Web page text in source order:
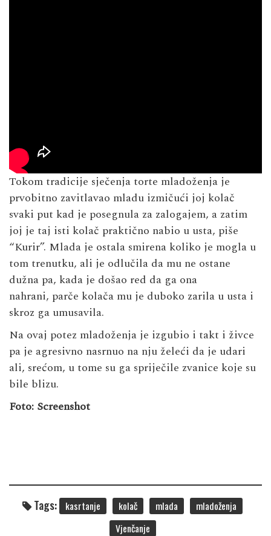
Tokom tradicije sječenja torte mladoženja je
prvobitno zavitlavao mladu izmičući joj kolač
svaki put kad je posegnula za zalogajem, a zatim
joj je taj isti kolač praktično nabio u usta, piše
“Kurir”. Mlada je ostala smirena koliko je mogla u
tom trenutku, ali je odlučila da mu ne ostane
dužna pa, kada je došao red da ga ona
nahrani, parče kolača mu je duboko zarila u usta i
skroz ga umusavila.
Na ovaj potez mladoženja je izgubio i takt i živce
pa je agresivno nasrnuo na nju želeći da je udari
ali, srećom, u tome su ga spriječile zvanice koje su
bile blizu.
Foto: Screenshot
Tags: kasrtanje kolač mlada
mladoženja
Vjenčanje